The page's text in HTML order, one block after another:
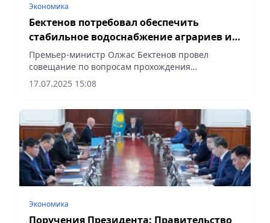
Экономика
Бектенов потребовал обеспечить
стабильное водоснабжение аграриев и
жителей южных регионов
Премьер-министр Олжас Бектенов провел
совещание по вопросам прохождения
вегетационного периода и обеспечения южных
регионов страны поливной водой в рамках
17.07.2025 15:08
Экономика
Поручения Президента: Правительство